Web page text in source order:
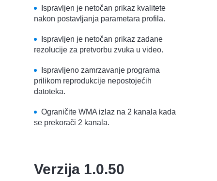
Ispravljen je netočan prikaz kvalitete
nakon postavljanja parametara profila.
Ispravljen je netočan prikaz zadane
rezolucije za pretvorbu zvuka u video.
Ispravljeno zamrzavanje programa
prilikom reprodukcije nepostojećih
datoteka.
Ograničite WMA izlaz na 2 kanala kada
se prekorači 2 kanala.
Verzija 1.0.50